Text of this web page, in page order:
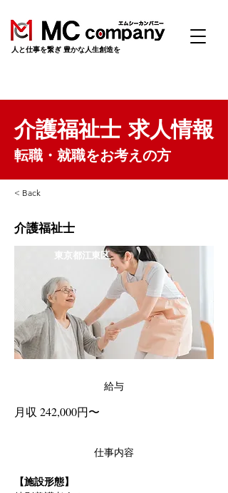
​人と仕事を繋ぎ 豊かな人生創造を
介護福祉士 求人情報
転職・就職をお考えの方
< Back
介護福祉士
東京都江東区
給与
月収 242,000円〜
仕事内容
【施設形態】